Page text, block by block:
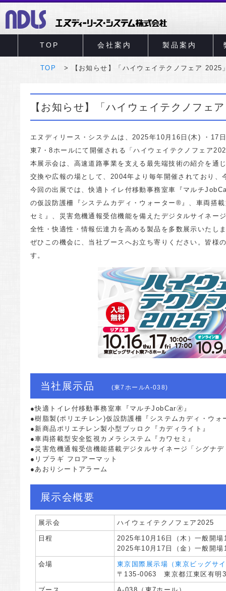
TOP 会社案内 製品案内
TOP 【お知らせ】「ハイウェイテクノフェア 2025
【お知らせ】「ハイウェイテクノフェ
エヌディリース・システムは、2025年10月16日(木) ・17
東7・8ホールにて開催される「ハイウェイテクノフェア
本展示会は、高速道路事業を支える最先端技術の紹介を通
交換や広報の場として、2004年より毎年開催されており、
今回の出展では、快適トイレ付移動事務室車『マルチ
の仮設防護柵『システムカディ・ウォーター®』、車両搭
セミ』、災害危機通報受信機能を備えたデジタルサイネー
全性・快適性・情報伝達力を高める製品を多数展示いたし
ぜひこの機会に、当社ブースへお立ち寄りください。皆様
す。
当社展示品 (東7ホールA-038)
●快適トイレ付移動事務室車『マルチJobCar🄬』
●樹脂製(ポリエチレン)仮設防護柵『システムカディ・ウォ
●新商品ポリエチレン製小型ブッロク『カディライト』
●車両搭載型安全監視カメラシステム『カワセミ』
●災害危機通報受信機能搭載デジタルサイネージ「シグナデ
●リプラギ フロアーマット
●あおりシートアラーム
展示会概要
展示会 ハイウェイテクノフェア2025
日程
2025年10月16日（木）一般開
2025年10月17日（金）一般開
会場
東京国際展示場（東京ビッグサ
〒135-0063 東京都江東区有明